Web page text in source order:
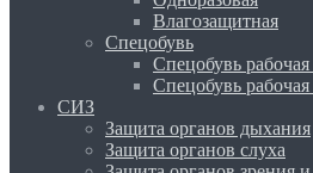
Влагозащитная
Спецобувь
Спецобувь рабочая
Спецобувь
СИЗ
Защита органов дыхания
Защита органов слуха